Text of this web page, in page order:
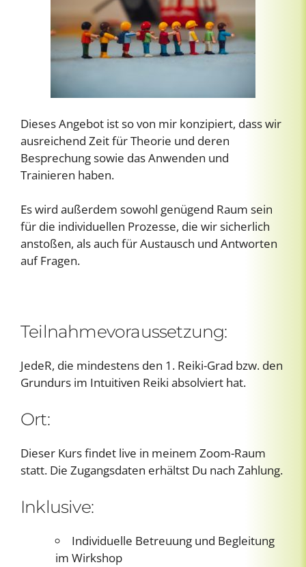
Dieses Angebot ist so von mir konzipiert, dass wir
ausreichend Zeit für Theorie und deren
Besprechung sowie das Anwenden und
Trainieren haben.
Es wird außerdem sowohl genügend Raum sein
für die individuellen Prozesse, die wir sicherlich
anstoßen, als auch für Austausch und Antworten
auf Fragen.
Teilnahmevoraussetzung:
JedeR, die mindestens den 1. Reiki-Grad bzw. den
Grundurs im Intuitiven Reiki absolviert hat.
Ort:
Dieser Kurs findet live in meinem Zoom-Raum
statt. Die Zugangsdaten erhältst Du nach Zahlung.
Inklusive:
Individuelle Betreuung und Begleitung
im Wirkshop